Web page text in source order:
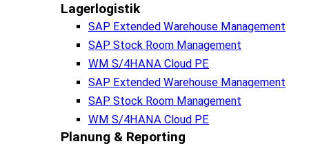
Lagerlogistik
SAP Extended Warehouse Management
SAP Stock Room Management
WM S/4HANA Cloud PE
SAP Extended Warehouse Management
SAP Stock Room Management
WM S/4HANA Cloud PE
Planung & Reporting